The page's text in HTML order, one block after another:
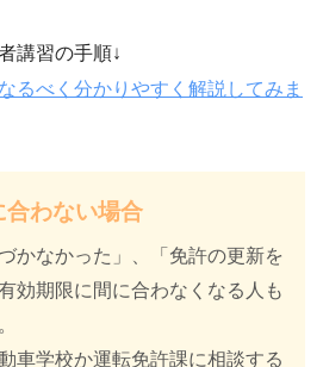
講習の手順↓
るべく分かりやすく解説してみま
わない場合
かなかった」、「免許の更新を
効期限に間に合わなくなる人も
車学校か運転免許課に相談する